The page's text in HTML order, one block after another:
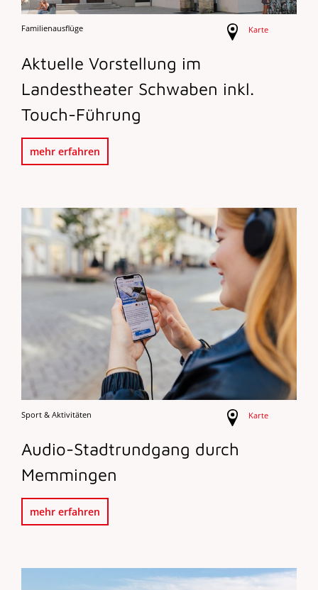
Familienausflüge Karte
Aktuelle Vorstellung im
Landestheater Schwaben inkl.
Touch-Führung
mehr erfahren
Sport & Aktivitäten Karte
Audio-Stadtrundgang durch
Memmingen
mehr erfahren